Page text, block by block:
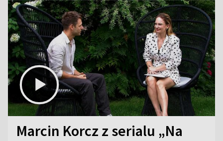
Marcin Korcz z serialu „Na